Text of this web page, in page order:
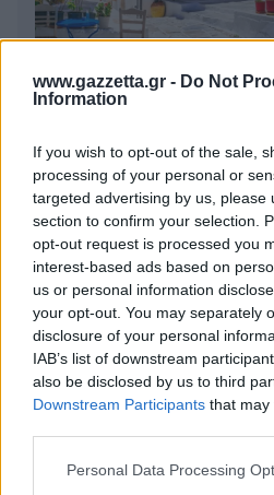
www.gazzetta.gr - Do Not
Information
If you wish to opt-out of the sale,
processing of your personal or
targeted advertising by us, please
section to confirm your selection.
opt-out request is processed you
interest-based ads based on
us or personal information
your opt-out. You may separately
disclosure of your personal
IAB’s list of downstream
also be disclosed by us to third
Downstream Participants that may
Please note that this website/app
Personal Data Processing
6 γραφικά χωριά των
ανακαλύψετε
7 έξυπνα tips για να
των διακοπών
Η εξωτική παραλία της